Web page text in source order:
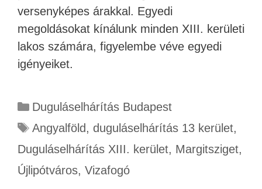
versenyképes árakkal. Egyedi
megoldásokat kínálunk minden XIII. kerületi
lakos számára, figyelembe véve egyedi
igényeiket.
Duguláselhárítás Budapest
Angyalföld, duguláselhárítás 13 kerület,
Duguláselhárítás XIII. kerület, Margitsziget,
Újlipótváros, Vizafogó